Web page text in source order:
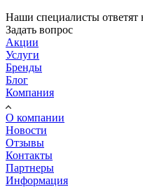
Наши специалисты
Задать вопрос
Акции
Услуги
Бренды
Блог
Компания
О компании
Новости
Отзывы
Контакты
Партнеры
Информация